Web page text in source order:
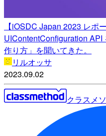
【iOSDC Japan 2023 レポ
UIContentConfiguration
作り方」を聞いてきた。
リルオッサ
2023.09.02
クラスメ